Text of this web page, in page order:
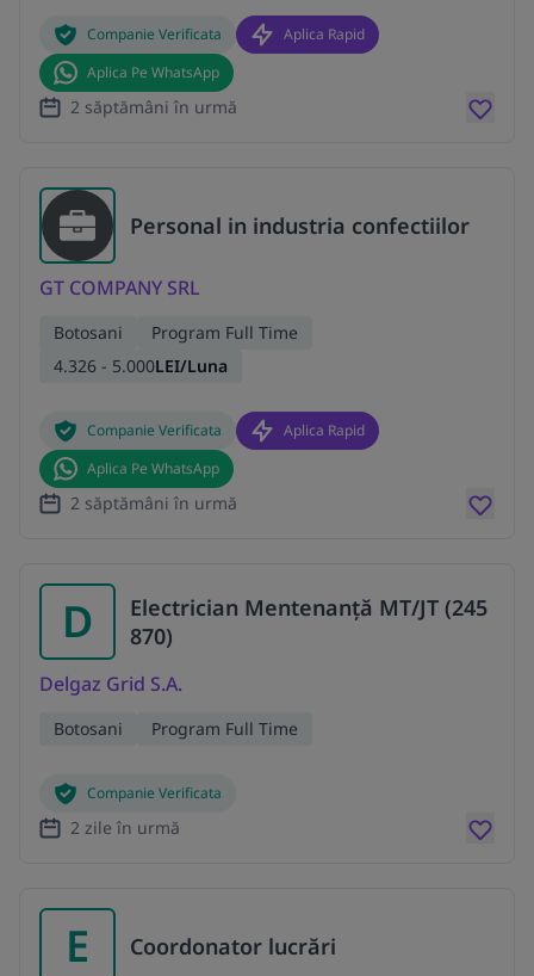
Companie Verificata
Aplica Rapid
Aplica Pe WhatsApp
2 săptămâni în urmă
Personal in industria confectiilor
GT COMPANY SRL
Botosani
Program Full Time
4.326 - 5.000LEI/Luna
Companie Verificata
Aplica Rapid
Aplica Pe WhatsApp
2 săptămâni în urmă
D
Electrician Mentenanță MT/JT (245
870)
Delgaz Grid S.A.
Botosani Program Full Time
Companie Verificata
2 zile în urmă
E Coordonator lucrări